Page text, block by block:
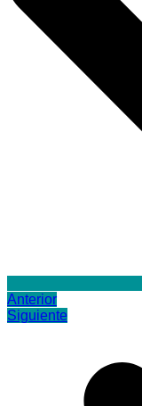
Anterior
Siguiente